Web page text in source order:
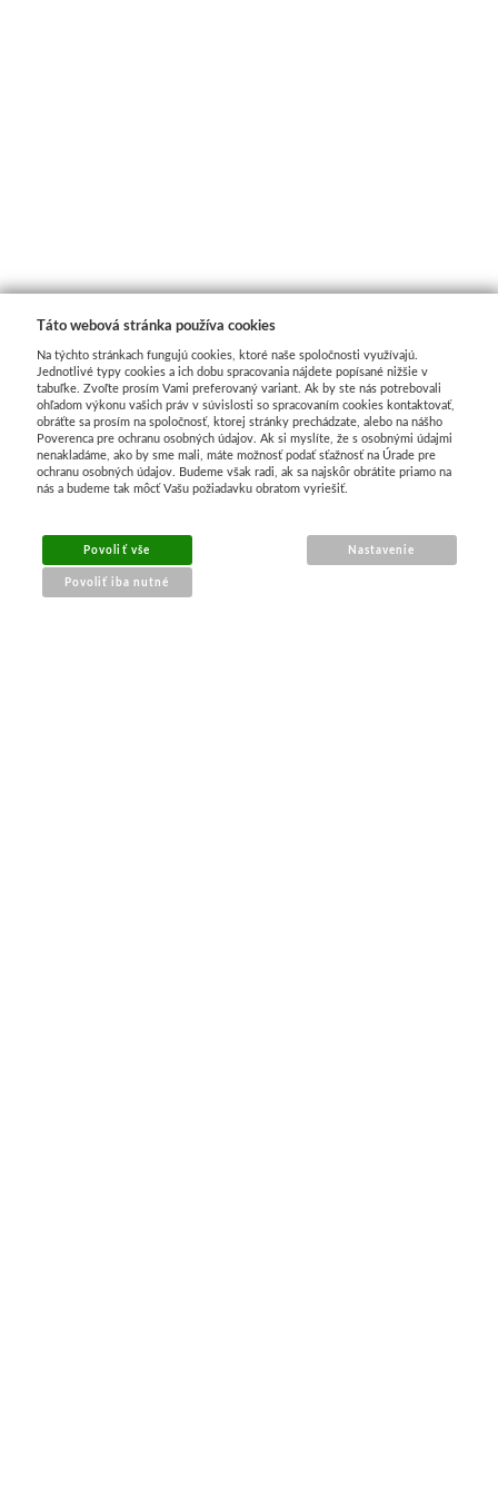
Táto webová stránka používa cookies
Na týchto stránkach fungujú cookies, ktoré naše spoločnosti využívajú.
Jednotlivé typy cookies a ich dobu spracovania nájdete popísané nižšie v
tabuľke. Zvoľte prosím Vami preferovaný variant. Ak by ste nás potrebovali
ohľadom výkonu vašich práv v súvislosti so spracovaním cookies kontaktovať,
obráťte sa prosím na spoločnosť, ktorej stránky prechádzate, alebo na nášho
Poverenca pre ochranu osobných údajov. Ak si myslíte, že s osobnými údajmi
nenakladáme, ako by sme mali, máte možnosť podať sťažnosť na Úrade pre
ochranu osobných údajov. Budeme však radi, ak sa najskôr obrátite priamo na
nás a budeme tak môcť Vašu požiadavku obratom vyriešiť.
Povoliť vše
Povoliť iba nutné
Nastavenie